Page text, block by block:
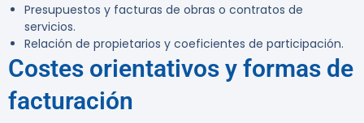
Presupuestos y facturas de obras o contratos de
servicios.
Relación de propietarios y coeficientes de participación.
Costes orientativos y formas de
facturación